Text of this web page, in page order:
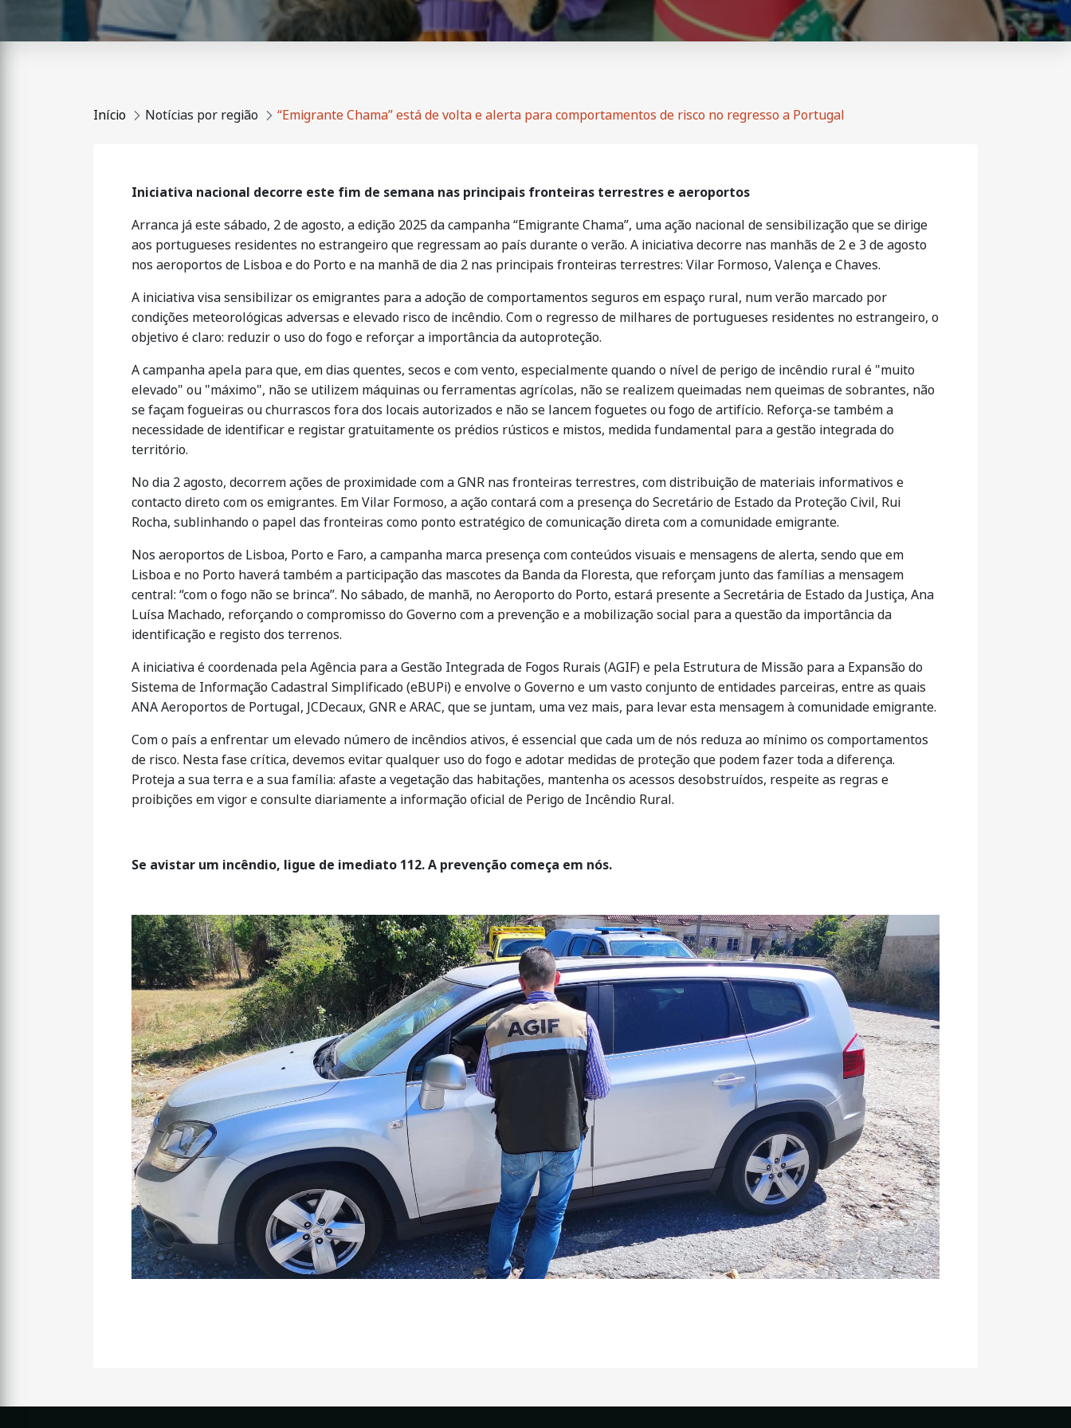
Início Notícias por região “Emigrante Chama” está de volta e alerta para comportamentos de risco no regresso a Portugal
Iniciativa nacional decorre este fim de semana nas principais fronteiras terrestres e aeroportos
Arranca já este sábado, 2 de agosto, a edição 2025 da campanha “Emigrante Chama”, uma ação nacional de sensibilização que se dirige
aos portugueses residentes no estrangeiro que regressam ao país durante o verão. A iniciativa decorre nas manhãs de 2 e 3 de agosto
nos aeroportos de Lisboa e do Porto e na manhã de dia 2 nas principais fronteiras terrestres: Vilar Formoso, Valença e Chaves.
A iniciativa visa sensibilizar os emigrantes para a adoção de comportamentos seguros em espaço rural, num verão marcado por
condições meteorológicas adversas e elevado risco de incêndio. Com o regresso de milhares de portugueses residentes no estrangeiro, o
objetivo é claro: reduzir o uso do fogo e reforçar a importância da autoproteção.
A campanha apela para que, em dias quentes, secos e com vento, especialmente quando o nível de perigo de incêndio rural é "muito
elevado" ou "máximo", não se utilizem máquinas ou ferramentas agrícolas, não se realizem queimadas nem queimas de sobrantes, não
se façam fogueiras ou churrascos fora dos locais autorizados e não se lancem foguetes ou fogo de artifício. Reforça-se também a
necessidade de identificar e registar gratuitamente os prédios rústicos e mistos, medida fundamental para a gestão integrada do
território.
No dia 2 agosto, decorrem ações de proximidade com a GNR nas fronteiras terrestres, com distribuição de materiais informativos e
contacto direto com os emigrantes. Em Vilar Formoso, a ação contará com a presença do Secretário de Estado da Proteção Civil, Rui
Rocha, sublinhando o papel das fronteiras como ponto estratégico de comunicação direta com a comunidade emigrante.
Nos aeroportos de Lisboa, Porto e Faro, a campanha marca presença com conteúdos visuais e mensagens de alerta, sendo que em
Lisboa e no Porto haverá também a participação das mascotes da Banda da Floresta, que reforçam junto das famílias a mensagem
central: “com o fogo não se brinca”. No sábado, de manhã, no Aeroporto do Porto, estará presente a Secretária de Estado da Justiça, Ana
Luísa Machado, reforçando o compromisso do Governo com a prevenção e a mobilização social para a questão da importância da
identificação e registo dos terrenos.
A iniciativa é coordenada pela Agência para a Gestão Integrada de Fogos Rurais (AGIF) e pela Estrutura de Missão para a Expansão do
Sistema de Informação Cadastral Simplificado (eBUPi) e envolve o Governo e um vasto conjunto de entidades parceiras, entre as quais
ANA Aeroportos de Portugal, JCDecaux, GNR e ARAC, que se juntam, uma vez mais, para levar esta mensagem à comunidade emigrante.
Com o país a enfrentar um elevado número de incêndios ativos, é essencial que cada um de nós reduza ao mínimo os comportamentos
de risco. Nesta fase crítica, devemos evitar qualquer uso do fogo e adotar medidas de proteção que podem fazer toda a diferença.
Proteja a sua terra e a sua família: afaste a vegetação das habitações, mantenha os acessos desobstruídos, respeite as regras e
proibições em vigor e consulte diariamente a informação oficial de Perigo de Incêndio Rural.
Se avistar um incêndio, ligue de imediato 112. A prevenção começa em nós.